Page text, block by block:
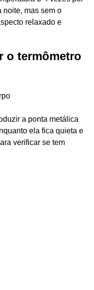
noite, mas sem o
relaxado e
o termômetro
a ponta metálica
ela fica quieta e
verificar se tem